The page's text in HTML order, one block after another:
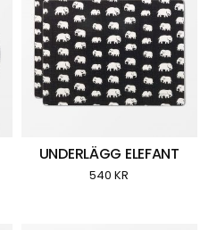
UNDERLÄGG ELEFANT
540KR